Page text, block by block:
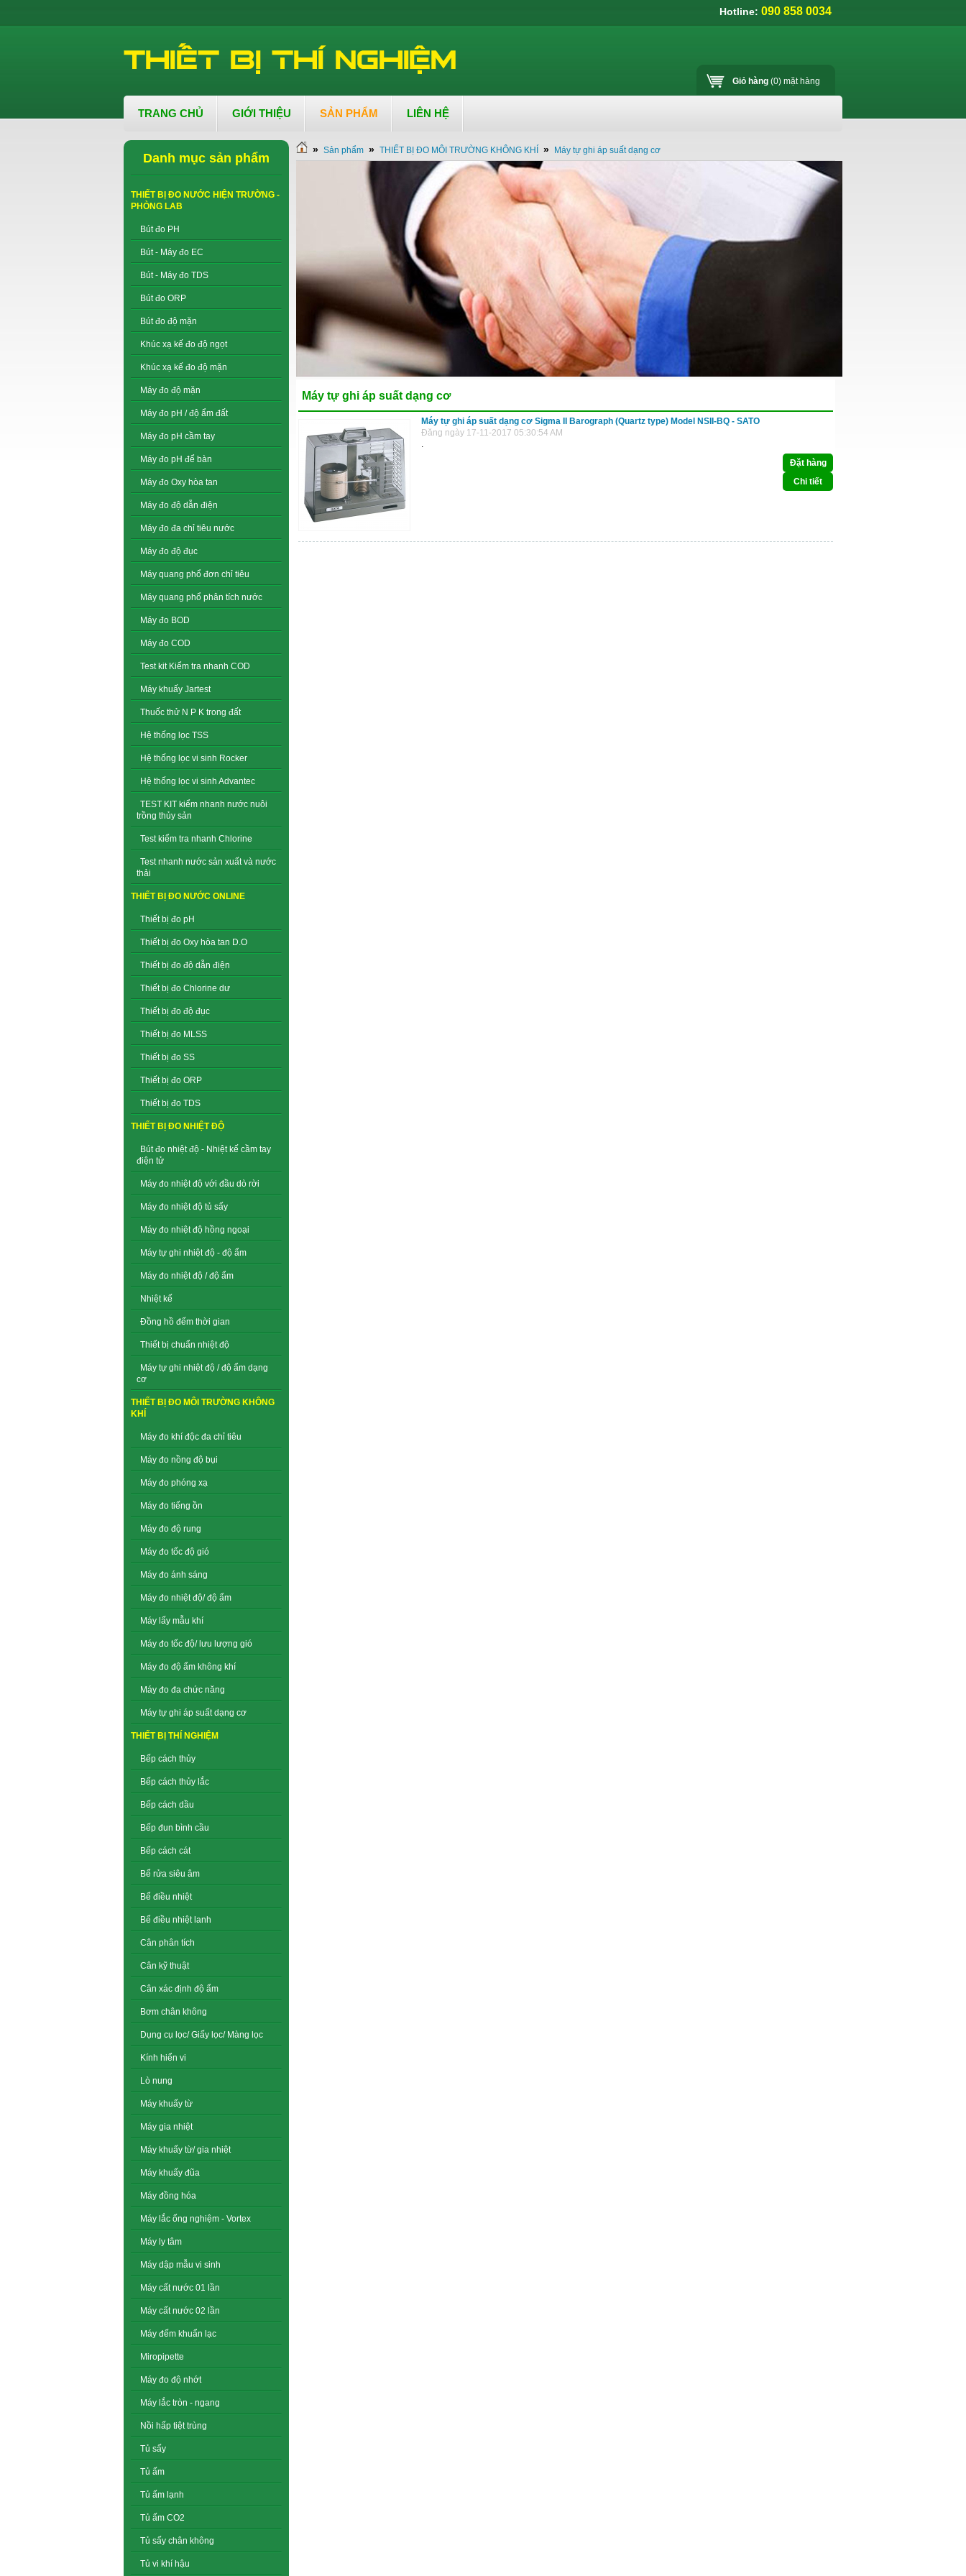
Hotline: 090 858 0034
Giỏ hàng (0) mặt hàng
TRANG CHỦ GIỚI THIỆU SẢN PHẨM LIÊN HỆ
Danh mục sản phẩm
THIẾT BỊ ĐO NƯỚC HIỆN TRƯỜNG -
PHÒNG LAB
Bút đo PH
Bút - Máy đo EC
Bút - Máy đo TDS
Bút đo ORP
Bút đo độ mặn
Khúc xạ kế đo độ ngọt
Khúc xạ kế đo độ mặn
Máy đo độ mặn
Máy đo pH / độ ẩm đất
Máy đo pH cầm tay
Máy đo pH để bàn
Máy đo Oxy hòa tan
Máy đo độ dẫn điện
Máy đo đa chỉ tiêu nước
Máy đo độ đục
Máy quang phổ đơn chỉ tiêu
Máy quang phổ phân tích nước
Máy đo BOD
Máy đo COD
Test kit Kiểm tra nhanh COD
Máy khuấy Jartest
Thuốc thử N P K trong đất
Hệ thống lọc TSS
Hệ thống lọc vi sinh Rocker
Hệ thống lọc vi sinh Advantec
TEST KIT kiểm nhanh nước nuôi
trồng thủy sản
Test kiểm tra nhanh Chlorine
Test nhanh nước sản xuất và nước
thải
THIẾT BỊ ĐO NƯỚC ONLINE
Thiết bị đo pH
Thiết bị đo Oxy hòa tan D.O
Thiết bị đo độ dẫn điện
Thiết bị đo Chlorine dư
Thiết bị đo độ đục
Thiết bị đo MLSS
Thiết bị đo SS
Thiết bị đo ORP
Thiết bị đo TDS
THIẾT BỊ ĐO NHIỆT ĐỘ
Bút đo nhiệt độ - Nhiệt kế cầm tay
điện tử
Máy đo nhiệt độ với đầu dò rời
Máy đo nhiệt độ tủ sấy
Máy đo nhiệt độ hồng ngoại
Máy tự ghi nhiệt độ - độ ẩm
Máy đo nhiệt độ / độ ẩm
Nhiệt kế
Đồng hồ đếm thời gian
Thiết bị chuẩn nhiệt độ
Máy tự ghi nhiệt độ / độ ẩm dạng
cơ
THIẾT BỊ ĐO MÔI TRƯỜNG KHÔNG
KHÍ
Máy đo khí độc đa chỉ tiêu
Máy đo nồng độ bụi
Máy đo phóng xạ
Máy đo tiếng ồn
Máy đo độ rung
Máy đo tốc độ gió
Máy đo ánh sáng
Máy đo nhiệt độ/ độ ẩm
Máy lấy mẫu khí
Máy đo tốc độ/ lưu lượng gió
Máy đo độ ẩm không khí
Máy đo đa chức năng
Máy tự ghi áp suất dạng cơ
THIẾT BỊ THÍ NGHIỆM
Bếp cách thủy
Bếp cách thủy lắc
Bếp cách dầu
Bếp đun bình cầu
Bếp cách cát
Bể rửa siêu âm
Bể điều nhiệt
Bể điều nhiệt lanh
Cân phân tích
Cân kỹ thuật
Cân xác định độ ẩm
Bơm chân không
Dụng cụ lọc/ Giấy lọc/ Màng lọc
Kính hiển vi
Lò nung
Máy khuấy từ
Máy gia nhiệt
Máy khuấy từ/ gia nhiệt
Máy khuấy đũa
Máy đồng hóa
Máy lắc ống nghiệm - Vortex
Máy ly tâm
Máy dập mẫu vi sinh
Máy cất nước 01 lần
Máy cất nước 02 lần
Máy đếm khuẩn lạc
Miropipette
Máy đo độ nhớt
Máy lắc tròn - ngang
Nồi hấp tiệt trùng
Tủ sấy
Tủ ấm
Tủ ấm lạnh
Tủ ấm CO2
Tủ sấy chân không
Tủ vi khí hậu
» Sản phẩm » THIẾT BỊ ĐO MÔI TRƯỜNG KHÔNG KHÍ » Máy tự ghi áp suất dạng cơ
Máy tự ghi áp suất dạng cơ
Máy tự ghi áp suất dạng cơ Sigma II Barograph (Quartz type) Model NSII-BQ - SATO
Đăng ngày 17-11-2017 05:30:54 AM
.
Đặt hàng
Chi tiết